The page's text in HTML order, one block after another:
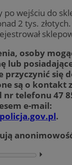
po wejściu do
2 tys.
osoby
lub
przyczynić się
są o kontakt
telefonu 47
e-mail:
.
⏵︎